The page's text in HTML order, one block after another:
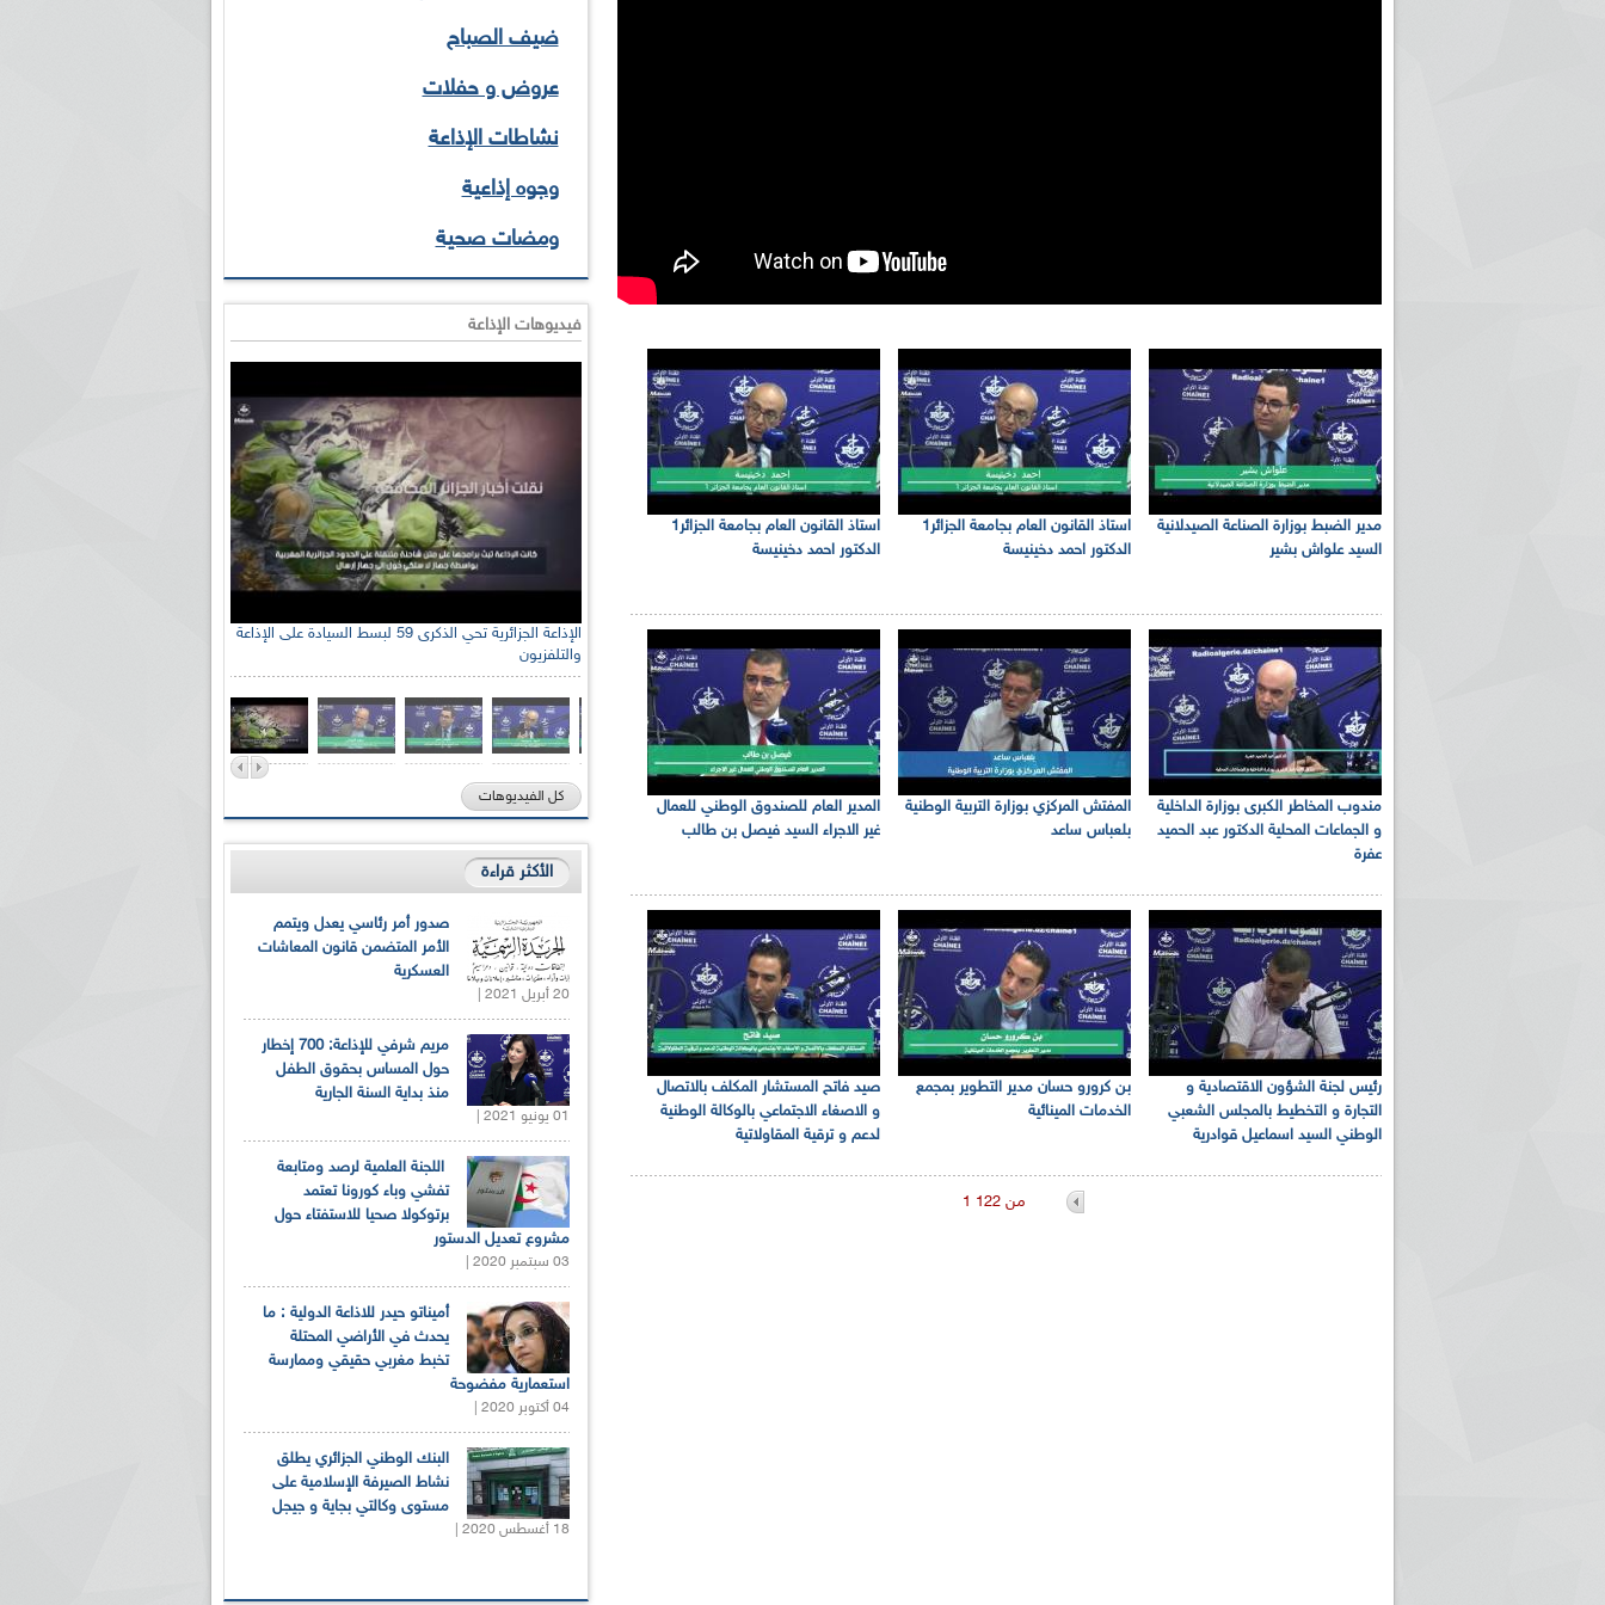
مدير الضبط بوزارة الصناعة الصيدلانية
السيد علواش بشير
استاذ القانون العام بجامعة الجزائر1
الدكتور احمد دخينيسة
استاذ القانون العام بجامعة الجزائر1
الدكتور احمد دخينيسة
مندوب المخاطر الكبرى بوزارة الداخلية
و الجماعات المحلية الدكتور عبد الحميد
عفرة
المفتش المركزي بوزارة التربية الوطنية
بلعباس ساعد
المدير العام للصندوق الوطني للعمال
غير الاجراء السيد فيصل بن طالب
رئيس لجنة الشؤون الاقتصادية و
التجارة و التخطيط بالمجلس الشعبي
الوطني السيد اسماعيل قوادرية
بن كرورو حسان مدير التطوير بمجمع
الخدمات المينائية
صيد فاتح المستشار المكلف بالاتصال
و الاصغاء الاجتماعي بالوكالة الوطنية
لدعم و ترقية المقاولاتية
1 من 122
ضيف الصباح
عروض و حفلات
نشاطات الإذاعة
وجوه إذاعية
ومضات صحية
فيديوهات الإذاعة
الإذاعة الجزائرية تحي الذكرى 59 لبسط السيادة على الإذاعة
والتلفزيون
كل الفيديوهات
الأكثر قراءة
صدور أمر رئاسي يعدل ويتمم
الأمر المتضمن قانون المعاشات
العسكرية
20 أبريل 2021 |
مريم شرفي للإذاعة: 700 إخطار
حول المساس بحقوق الطفل
منذ بداية السنة الجارية
01 يونيو 2021 |
اللجنة العلمية لرصد ومتابعة
تفشي وباء كورونا تعتمد
برتوكولا صحيا للاستفتاء حول
مشروع تعديل الدستور
03 سبتمبر 2020 |
أميناتو حيدر للاذاعة الدولية : ما
يحدث في الأراضي المحتلة
تخبط مغربي حقيقي وممارسة
استعمارية مفضوحة
04 أكتوبر 2020 |
البنك الوطني الجزائري يطلق
نشاط الصيرفة الإسلامية على
مستوى وكالتي بجاية و جيجل
18 أغسطس 2020 |